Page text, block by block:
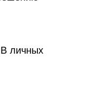
личных